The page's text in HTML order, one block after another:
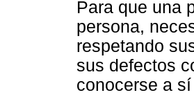
Para que una
persona,
respetando
sus defectos
conocerse a